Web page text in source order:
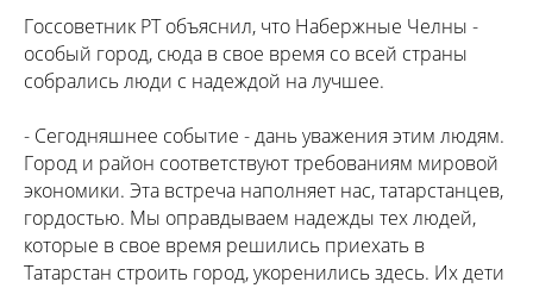
Госсоветник РТ объяснил, что Набержные Челны -
особый город, сюда в свое время со всей страны
собрались люди с надеждой на лучшее.
- Сегодняшнее событие - дань уважения этим людям.
Город и район соответствуют требованиям мировой
экономики. Эта встреча наполняет нас, татарстанцев,
гордостью. Мы оправдываем надежды тех людей,
которые в свое время решились приехать в
Татарстан строить город, укоренились здесь. Их дети